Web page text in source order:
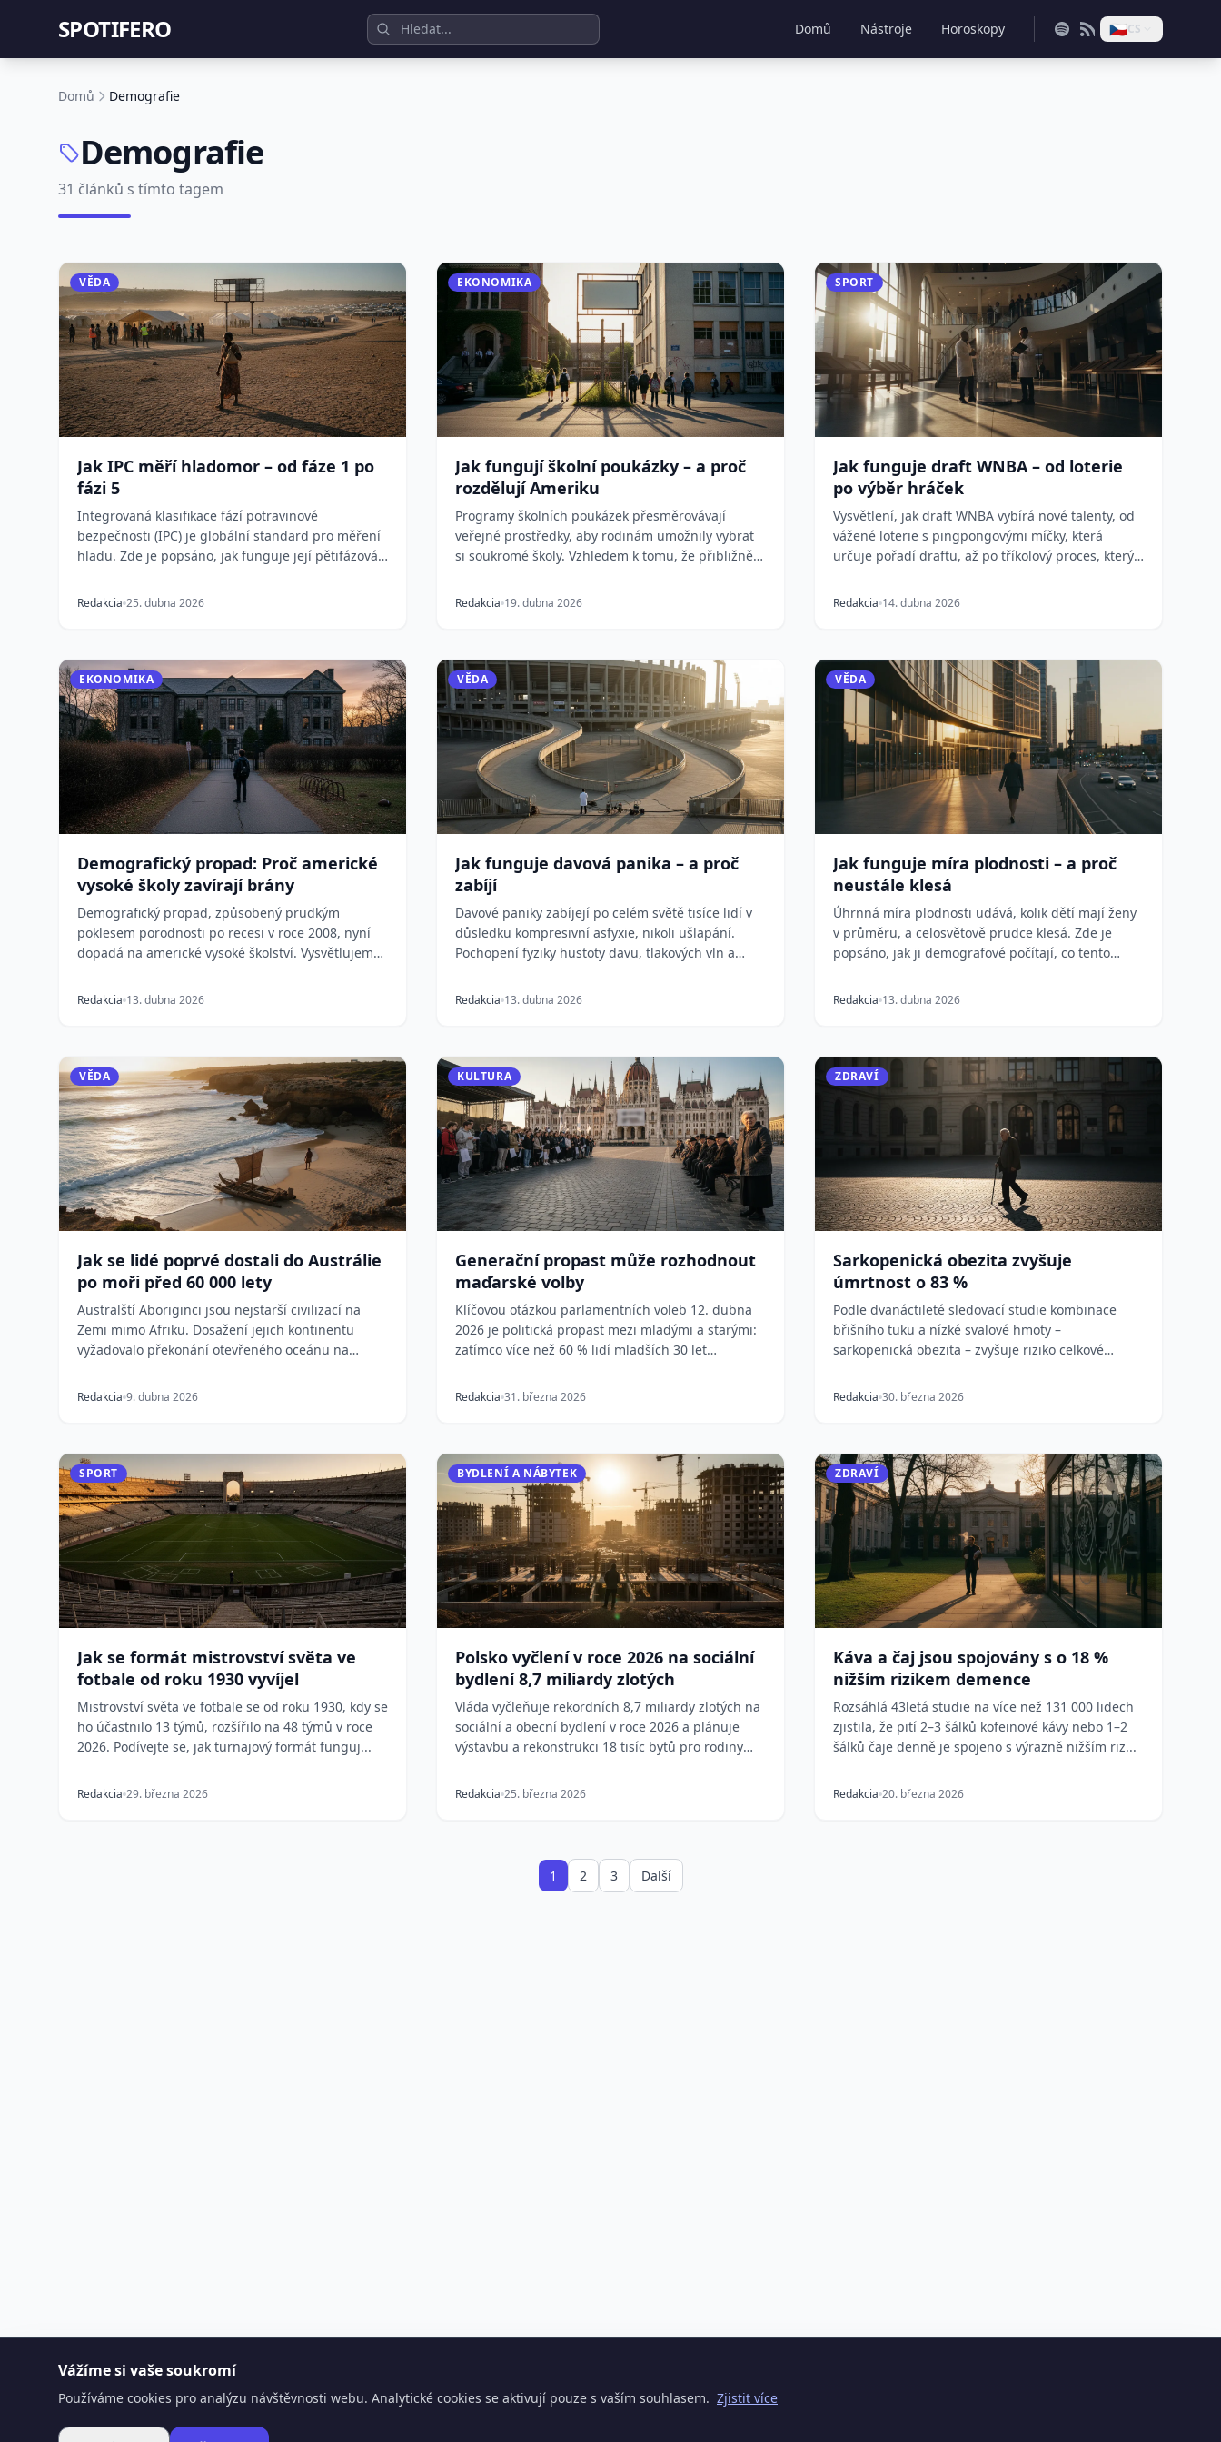
SPOTIFERO Domů Nástroje Horoskopy 🇨🇿CS
Domů Demografie
Demografie
31 článků s tímto tagem
VĚDA
Jak IPC měří hladomor – od fáze 1 po
fázi 5
Integrovaná klasifikace fází potravinové
bezpečnosti (IPC) je globální standard pro měření
hladu. Zde je popsáno, jak funguje její pětifázová
Redakcia 25. dubna 2026
EKONOMIKA
Jak fungují školní poukázky – a proč
rozdělují Ameriku
Programy školních poukázek přesměrovávají
veřejné prostředky, aby rodinám umožnily vybrat
si soukromé školy. Vzhledem k tomu, že přibližně
Redakcia 19. dubna 2026
SPORT
Jak funguje draft WNBA – od loterie
po výběr hráček
Vysvětlení, jak draft WNBA vybírá nové talenty, od
vážené loterie s pingpongovými míčky, která
určuje pořadí draftu, až po tříkolový proces, který
Redakcia 14. dubna 2026
EKONOMIKA
Demografický propad: Proč americké
vysoké školy zavírají brány
Demografický propad, způsobený prudkým
poklesem porodnosti po recesi v roce 2008, nyní
dopadá na americké vysoké školství. Vysvětlujeme,
Redakcia 13. dubna 2026
VĚDA
Jak funguje davová panika – a proč
zabíjí
Davové paniky zabíjejí po celém světě tisíce lidí v
důsledku kompresivní asfyxie, nikoli ušlapání.
Pochopení fyziky hustoty davu, tlakových vln a
Redakcia 13. dubna 2026
VĚDA
Jak funguje míra plodnosti – a proč
neustále klesá
Úhrnná míra plodnosti udává, kolik dětí mají ženy
v průměru, a celosvětově prudce klesá. Zde je
popsáno, jak ji demografové počítají, co tento
Redakcia 13. dubna 2026
VĚDA
Jak se lidé poprvé dostali do Austrálie
po moři před 60 000 lety
Australští Aboriginci jsou nejstarší civilizací na
Zemi mimo Afriku. Dosažení jejich kontinentu
vyžadovalo překonání otevřeného oceánu na
Redakcia 9. dubna 2026
KULTURA
Generační propast může rozhodnout
maďarské volby
Klíčovou otázkou parlamentních voleb 12. dubna
2026 je politická propast mezi mladými a starými:
zatímco více než 60 % lidí mladších 30 let
Redakcia 31. března 2026
ZDRAVÍ
Sarkopenická obezita zvyšuje
úmrtnost o 83 %
Podle dvanáctileté sledovací studie kombinace
břišního tuku a nízké svalové hmoty –
sarkopenická obezita – zvyšuje riziko celkové
Redakcia 30. března 2026
SPORT
Jak se formát mistrovství světa ve
fotbale od roku 1930 vyvíjel
Mistrovství světa ve fotbale se od roku 1930, kdy se
ho účastnilo 13 týmů, rozšířilo na 48 týmů v roce
2026. Podívejte se, jak turnajový formát funguj...
Redakcia 29. března 2026
BYDLENÍ A NÁBYTEK
Polsko vyčlení v roce 2026 na sociální
bydlení 8,7 miliardy zlotých
Vláda vyčleňuje rekordních 8,7 miliardy zlotých na
sociální a obecní bydlení v roce 2026 a plánuje
výstavbu a rekonstrukci 18 tisíc bytů pro rodiny
Redakcia 25. března 2026
ZDRAVÍ
Káva a čaj jsou spojovány s o 18 %
nižším rizikem demence
Rozsáhlá 43letá studie na více než 131 000 lidech
zjistila, že pití 2–3 šálků kofeinové kávy nebo 1–2
šálků čaje denně je spojeno s výrazně nižším riz...
Redakcia 20. března 2026
1 2 3 Další
Vážíme si vaše soukromí
Používáme cookies pro analýzu návštěvnosti webu. Analytické cookies se aktivují pouze s vaším souhlasem. Zjistit více